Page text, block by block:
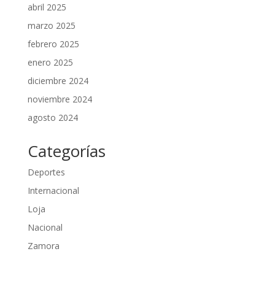
abril 2025
marzo 2025
febrero 2025
enero 2025
diciembre 2024
noviembre 2024
agosto 2024
Categorías
Deportes
Internacional
Loja
Nacional
Zamora